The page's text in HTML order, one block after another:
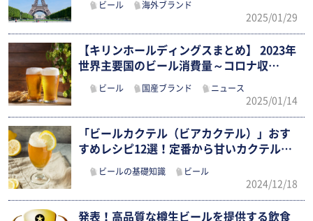
ビール 海外ブランド
2025/01/29
【キリンホールディングスまとめ】 2023年
世界主要国のビール消費量～コロナ収…
ビール 国産ブランド ニュース
2025/01/14
「ビールカクテル（ビアカクテル）」おす
すめレシピ12選！定番から甘いカクテル
ビールの基礎知識 ビール
2024/12/18
発表！高品質な樽生ビールを提供する飲食